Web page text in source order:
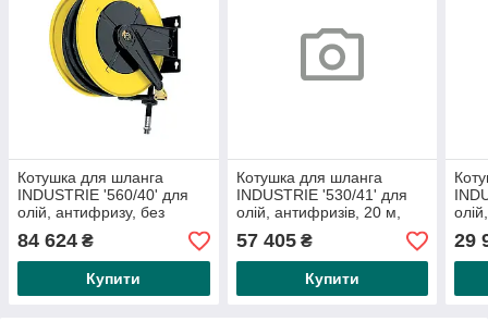
Котушка для шланга
INDUSTRIE '560/40' для
олій, антифризу, без
шланга, 150 барів
84 624 ₴
Купити
Котушка для шланга
INDUSTRIE '530/41' для
олій, антифризів, 20 м,
1/2', 150 барів
57 405₴
Купити
29